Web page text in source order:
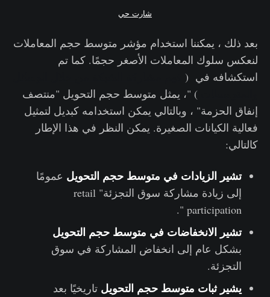
شارت حي
بعد ذلك ، يمكننا استخدام مؤشر متوسط ​​حجم المعاملات
لنعكس سلوك المعاملات الأصغر حجمًا. كما تم
استكشافه في (
) "، يمثل متوسط ​​حجم التحويل "منتصف
إنفاق الحزمة" ، وبالتالي يمكن استخدامه كبديل لتمثيل
فعالية الكيانات الصغيرة. يمكن النظر في هذا الإطار
كالتالي:
تشير الزيادات في متوسط ​​حجم التحويل عمومًا
إلى زيادة مشاركة سوق التجزئة" retail
participation ".
تشير الانخفاضات في متوسط ​​حجم التحويل
بشكل عام إلى انخفاض المشاركة في سوق
التجزئة.
يشير ثبات متوسط ​​حجم التحويل تاريخيًا بعد